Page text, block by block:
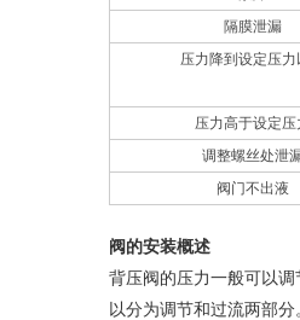
隔膜泄漏
压力降到设定压力
压力高于设定压
调整螺丝处泄
阀门不出液
阀的安装概述
背压阀的压力一般可以
以分为调节和过流两部